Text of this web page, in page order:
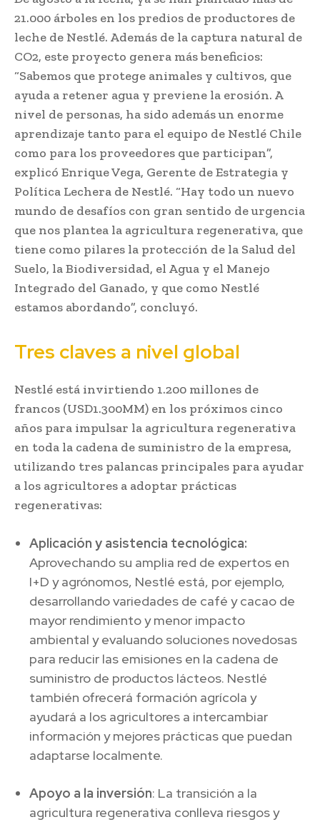
21.000 árboles en los predios de productores de
leche de Nestlé. Además de la captura natural de
CO2, este proyecto genera más beneficios:
“Sabemos que protege animales y cultivos, que
ayuda a retener agua y previene la erosión. A
nivel de personas, ha sido además un enorme
aprendizaje tanto para el equipo de Nestlé Chile
como para los proveedores que participan”,
explicó Enrique Vega, Gerente de Estrategia y
Política Lechera de Nestlé. “Hay todo un nuevo
mundo de desafíos con gran sentido de urgencia
que nos plantea la agricultura regenerativa, que
tiene como pilares la protección de la Salud del
Suelo, la Biodiversidad, el Agua y el Manejo
Integrado del Ganado, y que como Nestlé
estamos abordando”, concluyó.
Tres claves a nivel global
Nestlé está invirtiendo 1.200 millones de
francos (USD1.300MM) en los próximos cinco
años para impulsar la agricultura regenerativa
en toda la cadena de suministro de la empresa,
utilizando tres palancas principales para ayudar
a los agricultores a adoptar prácticas
regenerativas:
Aplicación y asistencia tecnológica:
Aprovechando su amplia red de expertos en
I+D y agrónomos, Nestlé está, por ejemplo,
desarrollando variedades de café y cacao de
mayor rendimiento y menor impacto
ambiental y evaluando soluciones novedosas
para reducir las emisiones en la cadena de
suministro de productos lácteos. Nestlé
también ofrecerá formación agrícola y
ayudará a los agricultores a intercambiar
información y mejores prácticas que puedan
adaptarse localmente.
Apoyo a la inversión: La transición a la
agricultura regenerativa conlleva riesgos y